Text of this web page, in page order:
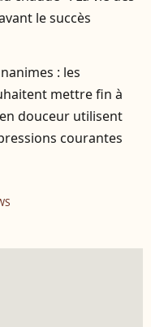
le succès
: les
mettre fin à
douceur utilisent
courantes